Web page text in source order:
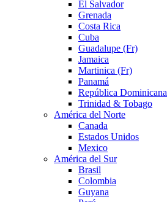
El Salvador
Grenada
Costa Rica
Cuba
Guadalupe (Fr)
Jamaica
Martinica (Fr)
Panamá
República Dominicana
Trinidad & Tobago
América del Norte
Canada
Estados Unidos
Mexico
América del Sur
Brasil
Colombia
Guyana